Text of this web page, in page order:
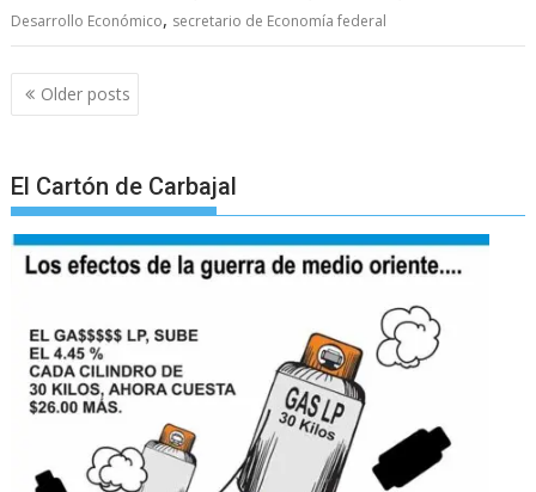
Desarrollo Económico, secretario de Economía federal
Posts
navigation
Older posts
El Cartón de Carbajal